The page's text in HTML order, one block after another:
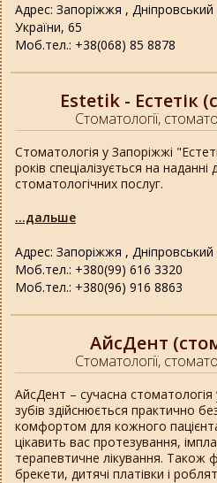
Адрес: Запоріжжя ,
України, 65
Моб.тел.: +38(068) 85 8878
Estetik - Естетік
Стоматології,
Адрес: Запоріжжя ,
Моб.тел.: +380(99) 616 3320
Моб.тел.: +380(96) 916 8863
Стоматологія у Запоріжжі
років спеціалізується на
стоматологічних послуг.
...дальше
АйсДент
Стоматології,
АйсДент – сучасна стоматологія
зубів здійснюється практично
комфортом для кожного
цікавить вас протезування,
терапевтичне лікування. Також
брекети, дитячі платівки і